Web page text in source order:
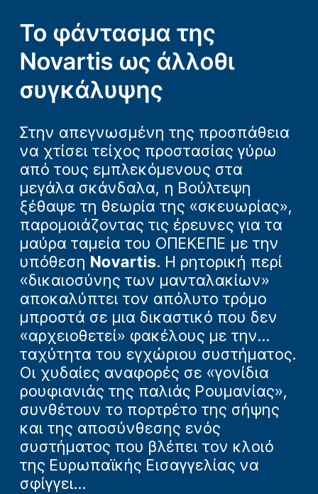
Το φάντασμα της
Novartis ως άλλοθι
συγκάλυψης
Στην απεγνωσμένη της προσπάθεια
να χτίσει τείχος προστασίας γύρω
από τους εμπλεκόμενους στα
μεγάλα σκάνδαλα, η Βούλτεψη
ξέθαψε τη θεωρία της «σκευωρίας»,
παρομοιάζοντας τις έρευνες για τα
μαύρα ταμεία του ΟΠΕΚΕΠΕ με την
υπόθεση Novartis. Η ρητορική περί
«δικαιοσύνης των μανταλακίων»
αποκαλύπτει τον απόλυτο τρόμο
μπροστά σε μια δικαστικό που δεν
«αρχειοθετεί» φακέλους με την...
ταχύτητα του εγχώριου συστήματος.
Οι χυδαίες αναφορές σε «γονίδια
ρουφιανιάς της παλιάς Ρουμανίας»,
συνθέτουν το πορτρέτο της σήψης
και της αποσύνθεσης ενός
συστήματος που βλέπει τον κλοιό
της Ευρωπαϊκής Εισαγγελίας να
σφίγγει...